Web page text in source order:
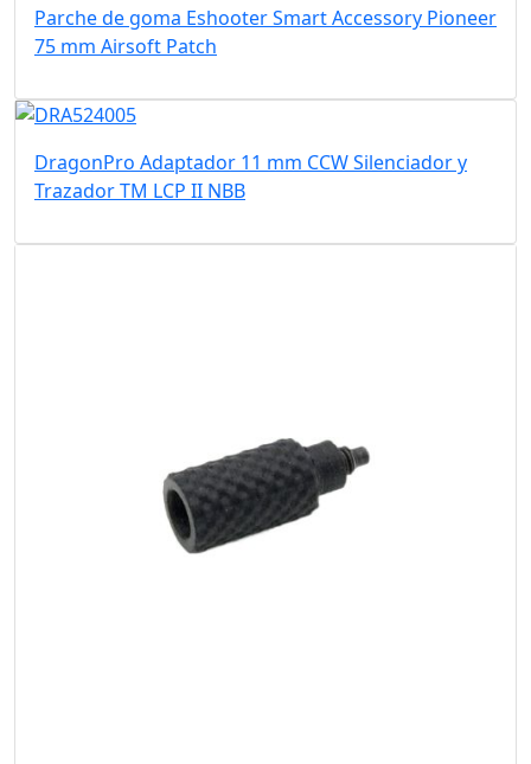
Parche de goma Eshooter Smart Accessory Pioneer
75 mm Airsoft Patch
DragonPro Adaptador 11 mm CCW Silenciador y
Trazador TM LCP II NBB